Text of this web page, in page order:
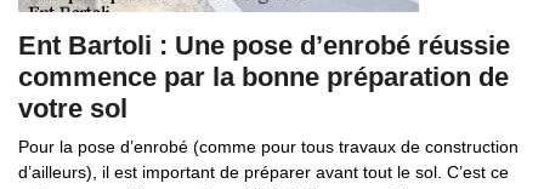
Ent Bartoli : Une pose d’enrobé réussie
commence par la bonne préparation de
votre sol
Pour la pose d’enrobé (comme pour tous travaux de construction
d’ailleurs), il est important de préparer avant tout le sol. C’est ce